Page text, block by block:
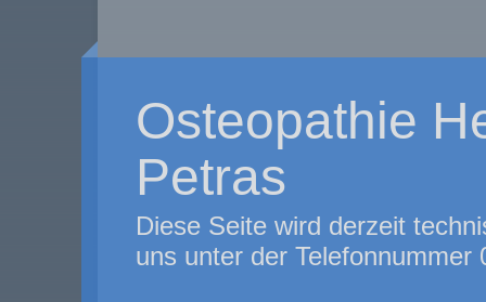
Osteopathie
Petras
Diese Seite wird derzeit
uns unter der Telefonnummer